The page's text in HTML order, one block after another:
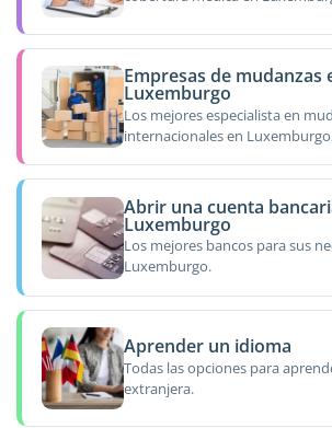
Empresas de mudanzas
Luxemburgo
Los mejores especialista en
internacionales en
Abrir una cuenta
Luxemburgo
Los mejores bancos para sus
Luxemburgo.
Aprender un idioma
Todas las opciones para
extranjera.